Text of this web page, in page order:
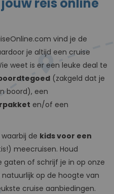
vind je de
je altijd een cruise
weet is er een leuke deal te
(zakgeld dat je
boord), een
en/of een
de kids voor een
meecruisen. Houd
gaten of schrijf je in op onze
op de hoogte van
cruise aanbiedingen.